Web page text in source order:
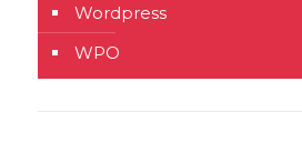
Wordpress
WPO